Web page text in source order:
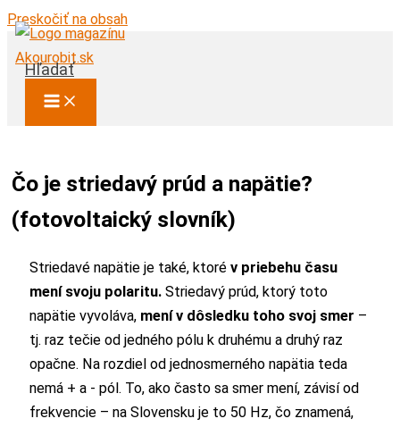
Preskočiť na obsah
Hľadať
Čo je striedavý prúd a napätie?
(fotovoltaický slovník)
Striedavé napätie je také, ktoré v priebehu času
mení svoju polaritu. Striedavý prúd, ktorý toto
napätie vyvoláva, mení v dôsledku toho svoj smer –
tj. raz tečie od jedného pólu k druhému a druhý raz
opačne. Na rozdiel od jednosmerného napätia teda
nemá + a - pól. To, ako často sa smer mení, závisí od
frekvencie – na Slovensku je to 50 Hz, čo znamená,